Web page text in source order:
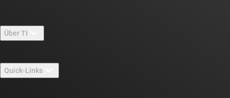
Über TI
Stellenangebote
Quick-Links